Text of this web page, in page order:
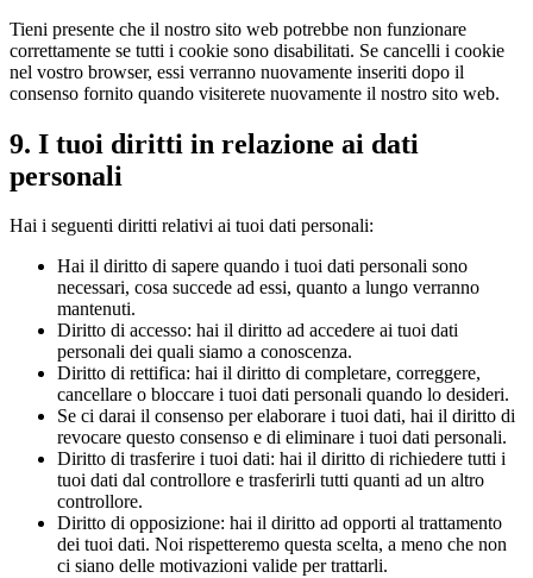
Tieni presente che il nostro sito web potrebbe non funzionare
correttamente se tutti i cookie sono disabilitati. Se cancelli i cookie
nel vostro browser, essi verranno nuovamente inseriti dopo il
consenso fornito quando visiterete nuovamente il nostro sito web.
9. I tuoi diritti in relazione ai dati
personali
Hai i seguenti diritti relativi ai tuoi dati personali:
Hai il diritto di sapere quando i tuoi dati personali sono
necessari, cosa succede ad essi, quanto a lungo verranno
mantenuti.
Diritto di accesso: hai il diritto ad accedere ai tuoi dati
personali dei quali siamo a conoscenza.
Diritto di rettifica: hai il diritto di completare, correggere,
cancellare o bloccare i tuoi dati personali quando lo desideri.
Se ci darai il consenso per elaborare i tuoi dati, hai il diritto di
revocare questo consenso e di eliminare i tuoi dati personali.
Diritto di trasferire i tuoi dati: hai il diritto di richiedere tutti i
tuoi dati dal controllore e trasferirli tutti quanti ad un altro
controllore.
Diritto di opposizione: hai il diritto ad opporti al trattamento
dei tuoi dati. Noi rispetteremo questa scelta, a meno che non
ci siano delle motivazioni valide per trattarli.